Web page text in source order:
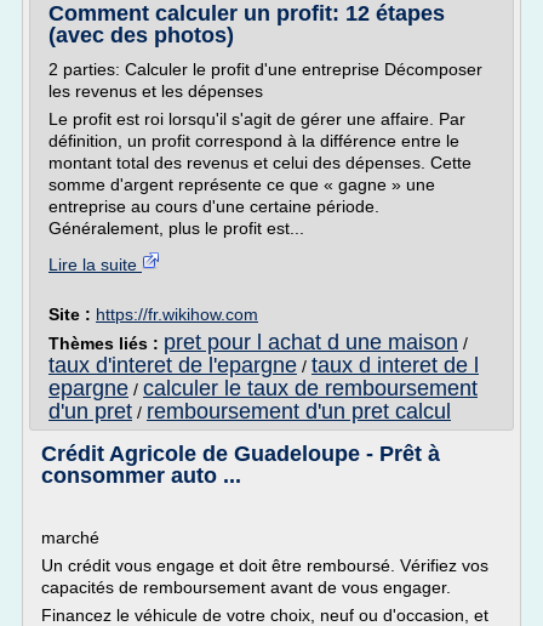
Comment calculer un profit: 12 étapes
(avec des photos)
2 parties: Calculer le profit d'une entreprise Décomposer
les revenus et les dépenses
Le profit est roi lorsqu'il s'agit de gérer une affaire. Par
définition, un profit correspond à la différence entre le
montant total des revenus et celui des dépenses. Cette
somme d'argent représente ce que « gagne » une
entreprise au cours d'une certaine période.
Généralement, plus le profit est...
Lire la suite
Site : https://fr.wikihow.com
Thèmes liés : pret pour l achat d une maison /
taux d'interet de l'epargne / taux d interet de l
epargne / calculer le taux de remboursement
d'un pret / remboursement d'un pret calcul
Crédit Agricole de Guadeloupe - Prêt à
consommer auto ...
marché
Un crédit vous engage et doit être remboursé. Vérifiez vos
capacités de remboursement avant de vous engager.
Financez le véhicule de votre choix, neuf ou d'occasion, et